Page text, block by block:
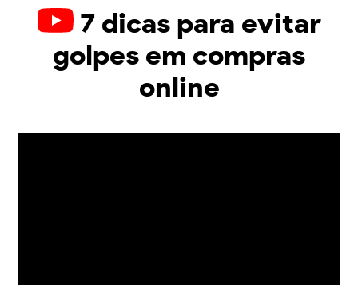
7 dicas para evitar
golpes em compras
online